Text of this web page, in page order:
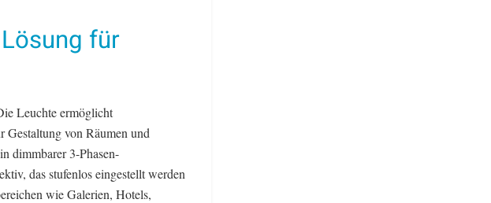
für
Leuchte ermöglicht
Gestaltung von Räumen und
dimmbarer 3-Phasen-
das stufenlos eingestellt werden
wie Galerien, Hotels,